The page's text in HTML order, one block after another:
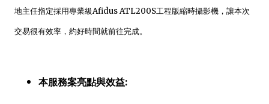
地主任指定採用專業級Afidus ATL200S工程版縮時攝影機，讓本次
交易很有效率，約好時間就前往完成。
本服務案亮點與效益: